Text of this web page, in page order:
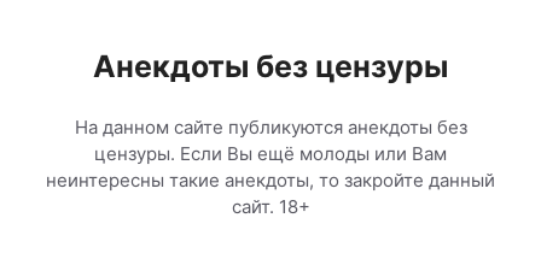
содержимомуАнекдоты без цензуры
На данном сайте публикуются анекдоты без
цензуры. Если Вы ещё молоды или Вам
неинтересны такие анекдоты, то закройте данный
сайт. 18+